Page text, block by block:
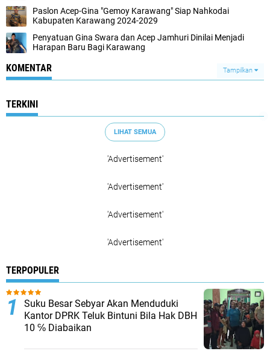
Paslon Acep-Gina "Gemoy Karawang" Siap Nahkodai
Kabupaten Karawang 2024-2029
Penyatuan Gina Swara dan Acep Jamhuri Dinilai Menjadi
Harapan Baru Bagi Karawang
KOMENTAR Tampilkan
TERKINI
LIHAT SEMUA
'Advertisement'
'Advertisement'
'Advertisement'
'Advertisement'
TERPOPULER
Suku Besar Sebyar Akan Menduduki
Kantor DPRK Teluk Bintuni Bila Hak DBH
10 ℅ Diabaikan